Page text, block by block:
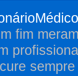
fim